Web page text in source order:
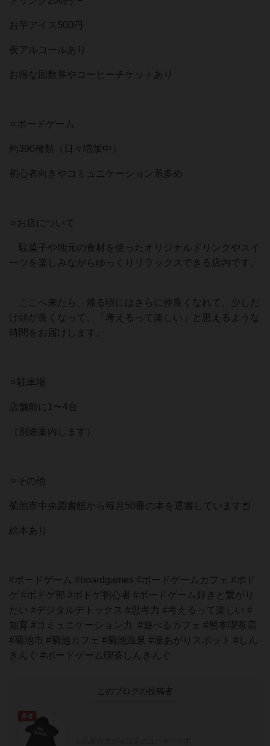
お芋アイス500円⠀
夜アルコールあり⠀
お得な回数券やコーヒーチケットあり⠀
⚪︎ボードゲーム⠀
約390種類（日々増加中）⠀
初心者向きやコミュニケーション系多め⠀
⚪︎お店について⠀
駄菓子や地元の食材を使ったオリジナルドリンクやスイ
ーツを楽しみながらゆっくりリラックスできる店内です。
ここへ来たら、帰る頃にはさらに仲良くなれて、少しだ
け頭が良くなって、「考えるって楽しい」と思えるような
時間をお届けします。⠀
⚪︎駐車場⠀
店舗前に1〜4台⠀
（別途案内します）⠀
⚪︎その他⠀
菊池市中央図書館から毎月50冊の本を選書しています📕⠀
絵本あり⠀
#ボードゲーム #boardgames #ボードゲームカフェ #ボド
ゲ #ボドゲ部 #ボドゲ初心者 #ボードゲーム好きと繋がり
たい #デジタルデトックス #思考力 #考えるって楽しい #
知育 #コミュニケーション力 #遊べるカフェ #熊本喫茶店
#菊池市 #菊池カフェ #菊池温泉 #湯あがりスポット #しん
きんぐ #ボードゲーム喫茶しんきんぐ
このブログの投稿者
勇者